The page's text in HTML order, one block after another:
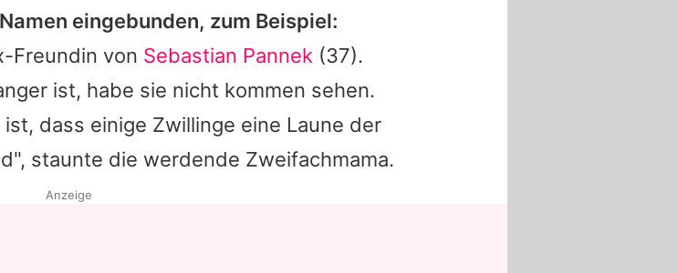
eingebunden, zum Beispiel:
Freundin von Sebastian Pannek (37).
ist, habe sie nicht kommen sehen.
dass einige Zwillinge eine Laune der
staunte die werdende Zweifachmama.
Anzeige